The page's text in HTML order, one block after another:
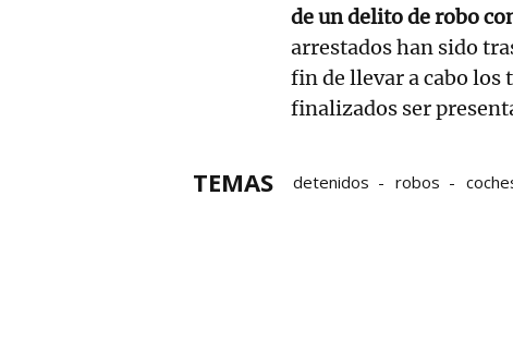
de un delito de robo
arrestados han sido
fin de llevar a cabo los
finalizados ser
TEMAS detenidos robos